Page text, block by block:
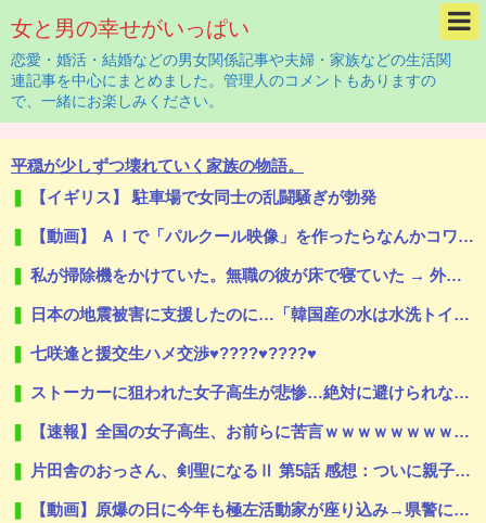
女と男の幸せがいっぱい
恋愛・婚活・結婚などの男女関係記事や夫婦・家族などの生活関
連記事を中心にまとめました。管理人のコメントもありますの
で、一緒にお楽しみください。
平穏が少しずつ壊れていく家族の物語。
【イギリス】 駐車場で女同士の乱闘騒ぎが勃発
【動画】 ＡＩで「パルクール映像」を作ったらなんかコワい結果に…ｗ！！
私が掃除機をかけていた。無職の彼が床で寝ていた → 外では生きていけないダメ男はこちらです…
日本の地震被害に支援したのに…「韓国産の水は水洗トイレに」
七咲逢と援交生ハメ交渉♥️????♥️????♥️
ストーカーに狙われた女子高生が悲惨…絶対に避けられない中出しレ●プGIF画像
【速報】全国の女子高生、お前らに苦言ｗｗｗｗｗｗｗｗｗｗ
片田舎のおっさん、剣聖になるⅡ 第5話 感想：ついに親子対決の予感！ベリル先生もやる気に！
【動画】原爆の日に今年も極左活動家が座り込み→県警に強制排除される動画が話題に